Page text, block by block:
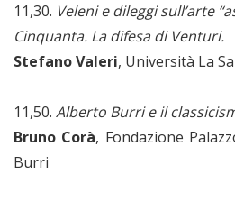
11,30. Veleni e dileggi sull’arte
Cinquanta. La difesa di Venturi.
Stefano Valeri, Università La
11,50. Alberto Burri e il
Bruno Corà, Fondazione
Burri